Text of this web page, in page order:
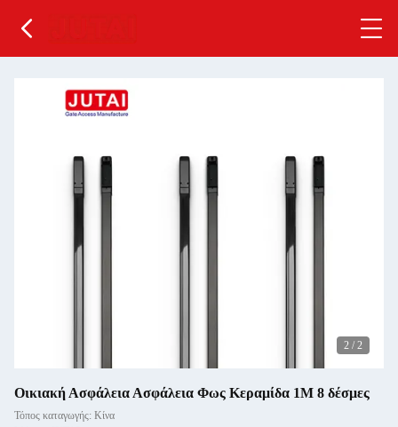
2 / 2
Οικιακή Ασφάλεια Ασφάλεια Φως Κεραμίδα 1M 8 δέσμες
Τόπος καταγωγής: Κίνα